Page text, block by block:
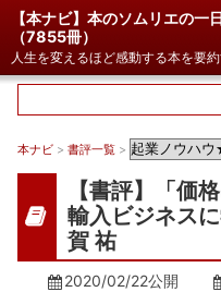
【本ナビ】本のソムリエの一
（7855冊）
人生を変えるほど感動する本を要
本ナビ > 書評一覧 >
【書評】「価
輸入ビジネス
賀 祐
2020/02/22公開